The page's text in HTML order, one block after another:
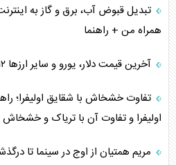
تبدیل قبوض آب، برق و گاز به
همراه من + راهنما
آخرین قیمت دلار، یورو و سایر ارز‌ها ۱۲ مرداد ۱۴۰۵ / جدول
تفاوت خشخاش با شقایق اولیفرا؛
اولیفرا و تفاوت آن با تریاک و
مریم همتیان از اوج در سینما تا